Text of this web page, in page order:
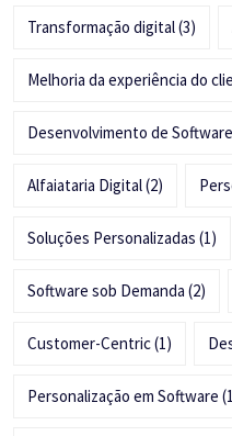
Transformação digital(3)
Melhoria da experiência do
Desenvolvimento de
Alfaiataria Digital(2)
Soluções Personalizadas (1)
Software sob Demanda (2)
Customer-Centric(1)
Personalização em Software